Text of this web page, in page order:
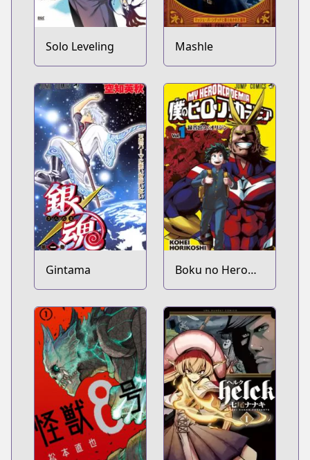
Solo Leveling Mashle
Gintama
Boku no Hero
Academia